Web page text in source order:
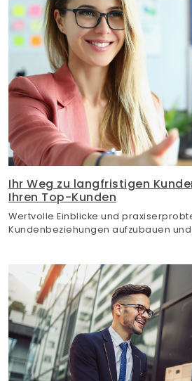
Ihr Weg zu langfristigen
Ihren Top-Kunden
Wertvolle Einblicke und
Kundenbeziehungen aufzubauen